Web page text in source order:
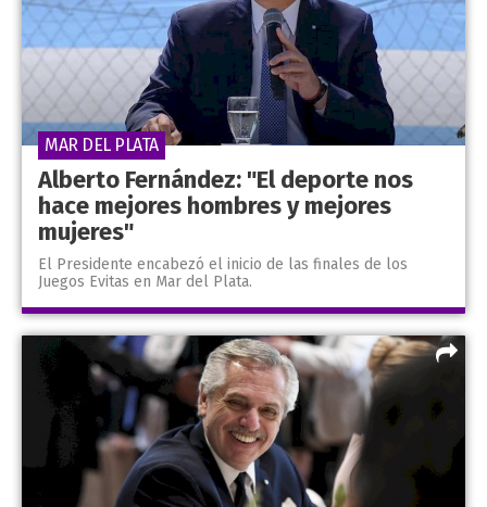
Alberto Fernández: "El deporte nos
hace mejores hombres y mejores
mujeres"
El Presidente encabezó el inicio de las finales de los
Juegos Evitas en Mar del Plata.
MAR DEL PLATA